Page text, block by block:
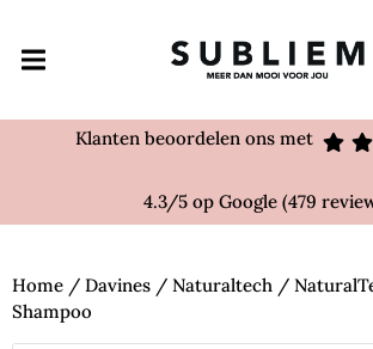
Klanten beoordelen ons met
4.3/5 op Google (479
Home / Davines / Naturaltech /
Shampoo